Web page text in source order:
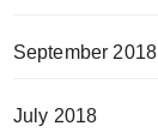
September 2018
July 2018